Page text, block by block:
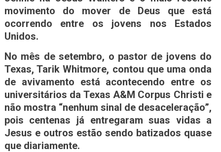
movimento do mover de Deus que está
ocorrendo entre os jovens nos Estados
Unidos.
No mês de setembro, o pastor de jovens do
Texas, Tarik Whitmore, contou que uma onda
de avivamento está acontecendo entre os
universitários da Texas A&M Corpus Christi e
não mostra “nenhum sinal de desaceleração”,
pois centenas já entregaram suas vidas a
Jesus e outros estão sendo batizados quase
que diariamente.